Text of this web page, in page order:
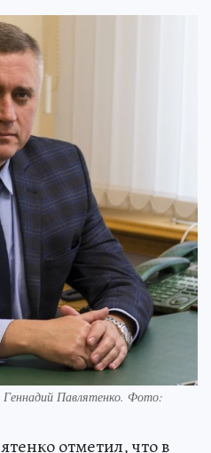
Павлятенко. Фото:
отметил, что в